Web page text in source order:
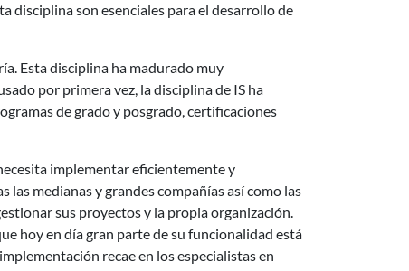
disciplina son esenciales para el desarrollo de
Esta disciplina ha madurado muy
por primera vez, la disciplina de IS ha
de grado y posgrado, certificaciones
implementar eficientemente y
medianas y grandes compañías así como las
sus proyectos y la propia organización.
hoy en día gran parte de su funcionalidad está
recae en los especialistas en